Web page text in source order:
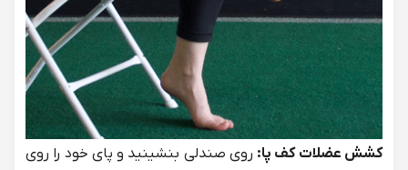
کشش عضلات کف پا: روی صندلی بنشینید و پای خود را روی